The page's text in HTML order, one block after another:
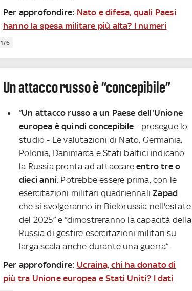
Per approfondire: Nato e difesa, quali Paesi
hanno la spesa militare più alta? I numeri
1/6
Un attacco russo è “concepibile”
“Un attacco russo a un Paese dell'Unione
europea è quindi concepibile - prosegue lo
studio - Le valutazioni di Nato, Germania,
Polonia, Danimarca e Stati baltici indicano
la Russia pronta ad attaccare entro tre o
dieci anni. Potrebbe essere prima, con le
esercitazioni militari quadriennaliZapad
che si svolgeranno in Bielorussia nell'estate
del 2025” e “dimostreranno la capacità della
Russia di gestire esercitazioni militari su
larga scala anche durante una guerra”.
Per approfondire: Ucraina, chi ha donato di
più tra Unione europea e Stati Uniti? I dati